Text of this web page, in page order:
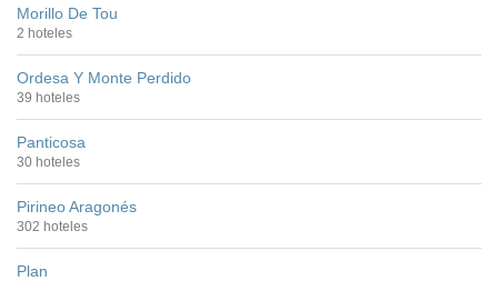
Morillo De Tou
2 hoteles
Ordesa Y Monte Perdido
39 hoteles
Panticosa
30 hoteles
Pirineo Aragonés
302 hoteles
Plan